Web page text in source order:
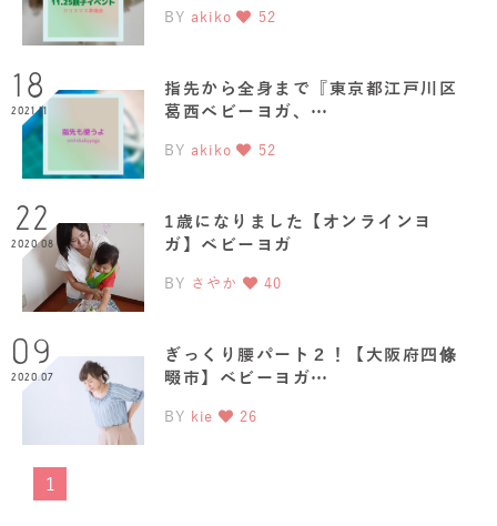
BY akiko 52
18
2021.11
指先から全身まで『東京都江戸川区
葛西ベビーヨガ、…
BY akiko 52
22
2020.08
1歳になりました【オンラインヨ
ガ】ベビーヨガ
BY さやか 40
09
2020.07
ぎっくり腰パート２！【大阪府四條
畷市】ベビーヨガ…
BY kie 26
1